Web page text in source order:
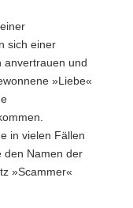
sich einer
anvertrauen und
»Liebe«
in vielen Fällen
den Namen der
»Scammer«